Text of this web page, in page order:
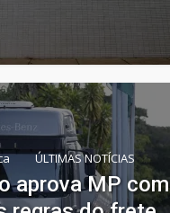
ÚLTIMAS NOTÍCIAS
aprova MP com